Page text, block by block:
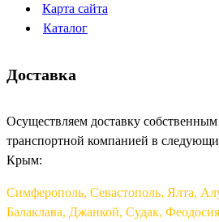
Карта сайта
Каталог
Доставка
Осуществляем доставку
транспортной компанией в
Крым:
Симферополь, Севастополь, Ялта,
Балаклава, Джанкой, Судак,